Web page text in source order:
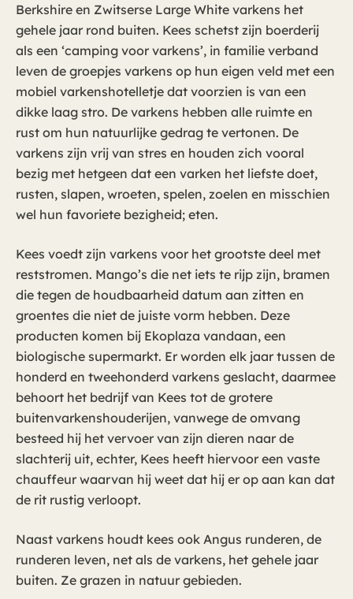
Berkshire en Zwitserse Large White varkens het
gehele jaar rond buiten. Kees schetst zijn boerderij
als een ‘camping voor varkens’, in familie verband
leven de groepjes varkens op hun eigen veld met een
mobiel varkenshotelletje dat voorzien is van een
dikke laag stro. De varkens hebben alle ruimte en
rust om hun natuurlijke gedrag te vertonen. De
varkens zijn vrij van stres en houden zich vooral
bezig met hetgeen dat een varken het liefste doet,
rusten, slapen, wroeten, spelen, zoelen en misschien
wel hun favoriete bezigheid; eten.
Kees voedt zijn varkens voor het grootste deel met
reststromen. Mango’s die net iets te rijp zijn, bramen
die tegen de houdbaarheid datum aan zitten en
groentes die niet de juiste vorm hebben. Deze
producten komen bij Ekoplaza vandaan, een
biologische supermarkt. Er worden elk jaar tussen de
honderd en tweehonderd varkens geslacht, daarmee
behoort het bedrijf van Kees tot de grotere
buitenvarkenshouderijen, vanwege de omvang
besteed hij het vervoer van zijn dieren naar de
slachterij uit, echter, Kees heeft hiervoor een vaste
chauffeur waarvan hij weet dat hij er op aan kan dat
de rit rustig verloopt.
Naast varkens houdt kees ook Angus runderen, de
runderen leven, net als de varkens, het gehele jaar
buiten. Ze grazen in natuur gebieden.